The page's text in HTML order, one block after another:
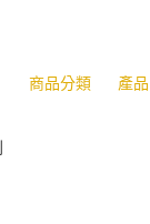
商品分類 產